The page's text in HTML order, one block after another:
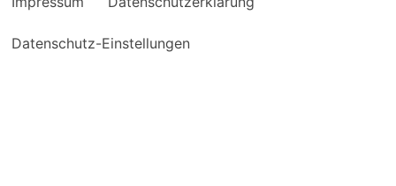
Datenschutz-Einstellungen